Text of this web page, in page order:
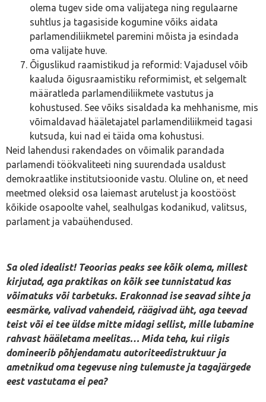
olema tugev side oma valijatega ning regulaarne
suhtlus ja tagasiside kogumine võiks aidata
parlamendiliikmetel paremini mõista ja esindada
oma valijate huve.
Õiguslikud raamistikud ja reformid: Vajadusel võib
kaaluda õigusraamistiku reformimist, et selgemalt
määratleda parlamendiliikmete vastutus ja
kohustused. See võiks sisaldada ka mehhanisme, mis
võimaldavad hääletajatel parlamendiliikmeid tagasi
kutsuda, kui nad ei täida oma kohustusi.
Neid lahendusi rakendades on võimalik parandada
parlamendi töökvaliteeti ning suurendada usaldust
demokraatlike institutsioonide vastu. Oluline on, et need
meetmed oleksid osa laiemast arutelust ja koostööst
kõikide osapoolte vahel, sealhulgas kodanikud, valitsus,
parlament ja vabaühendused.
Sa oled idealist! Teoorias peaks see kõik olema, millest
kirjutad, aga praktikas on kõik see tunnistatud kas
võimatuks või tarbetuks. Erakonnad ise seavad sihte ja
eesmärke, valivad vahendeid, räägivad üht, aga teevad
teist või ei tee üldse mitte midagi sellist, mille lubamine
rahvast hääletama meelitas… Mida teha, kui riigis
domineerib põhjendamatu autoriteedistruktuur ja
ametnikud oma tegevuse ning tulemuste ja tagajärgede
eest vastutama ei pea?